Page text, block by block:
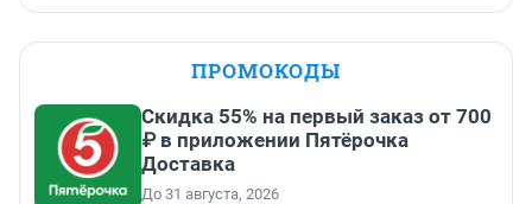
ПРОМОКОДЫ
Скидка 55% на первый заказ от 700
₽ в приложении Пятёрочка
Доставка
До 31 августа, 2026